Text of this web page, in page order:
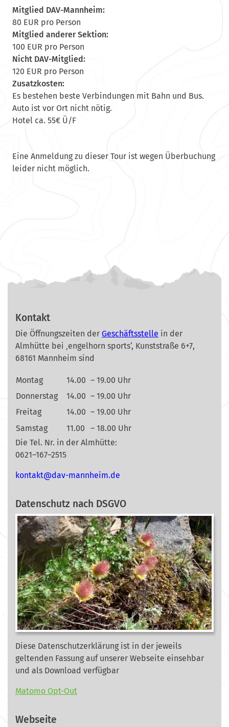
Mitglied DAV-Mannheim:
80 EUR pro Person
Mitglied anderer Sektion:
100 EUR pro Person
Nicht DAV-Mitglied:
120 EUR pro Person
Zusatzkosten:
Es bestehen beste Verbindungen mit Bahn und Bus.
Auto ist vor Ort nicht nötig.
Hotel ca. 55€ Ü/F
Eine Anmeldung zu dieser Tour ist wegen Überbuchung
leider nicht möglich.
Kontakt
Die Öffnungszeiten der Geschäftsstelle in der
Almhütte bei ‚engelhorn sports‘, Kunststraße 6+7,
68161 Mannheim sind
Montag 14.00 – 19.00 Uhr
Donnerstag
14.00 – 19.00 Uhr
Freitag
14.00 – 19.00 Uhr
Samstag
11.00
– 18.00 Uhr
Die Tel. Nr. in der Almhütte:
0621–167–2515
ed.mi
ehnna
m-vad
@tkat
nok
Datenschutz nach DSGVO
Diese Datenschutzerklärung ist in der jeweils
geltenden Fassung auf unserer Webseite einsehbar
und als Download verfügbar
Matomo Opt-Out
Webseite